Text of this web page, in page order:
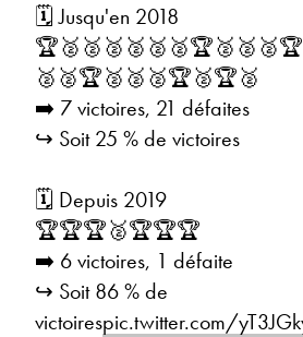
🗓️ Jusqu'en 2018
🥈🥈🏆🥈🥈🥈🏆🥈🏆🥈
➡️ 7 victoires, 21 défaites
↪️ Soit 25 % de victoires
🗓️ Depuis 2019
🏆🏆🏆🥈🏆🏆🏆
➡️ 6 victoires, 1 défaite
↪️ Soit 86 % de
victoirespic.twitter.com/